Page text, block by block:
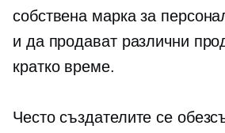
собствена марка за
и да продават различни
кратко време.
Често създателите се